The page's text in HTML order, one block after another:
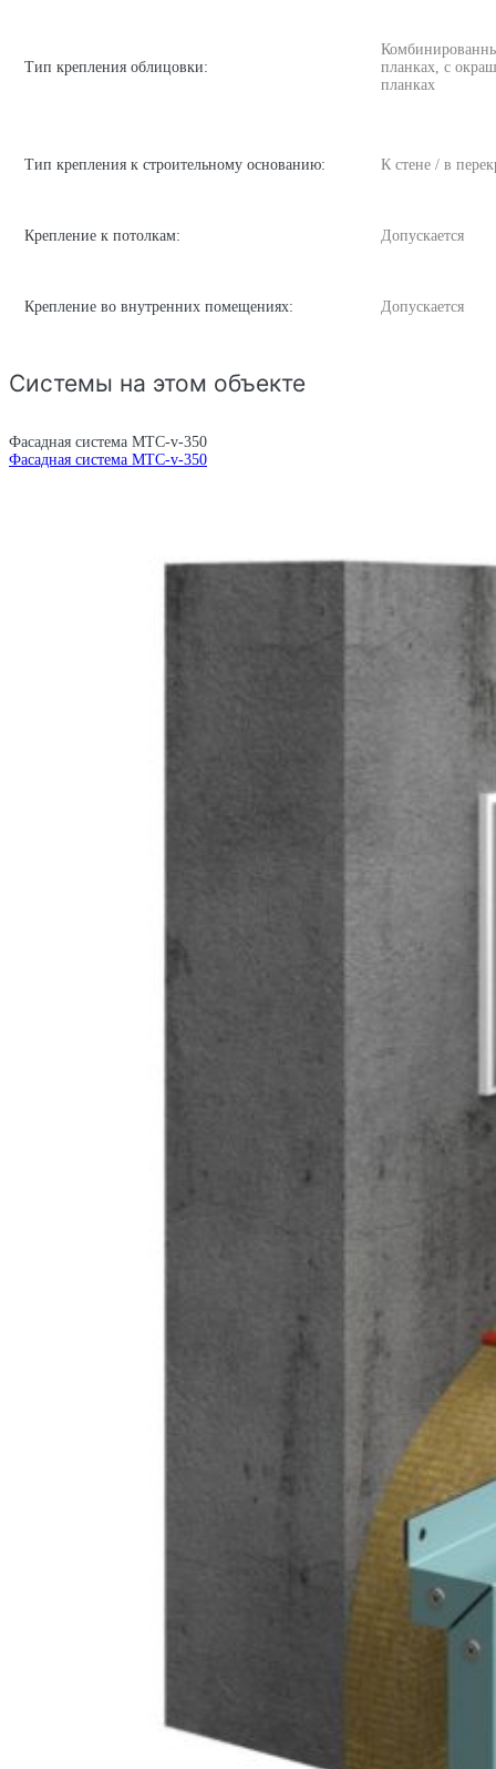
Тип крепления облицовки:
планках, с
планках
Тип крепления к строительному основанию: К стене / в
Крепление к потолкам: Допускается
Крепление во внутренних помещениях: Допускается
Системы на этом объекте
Фасадная система MTC-v-350
Фасадная система MTC-v-350